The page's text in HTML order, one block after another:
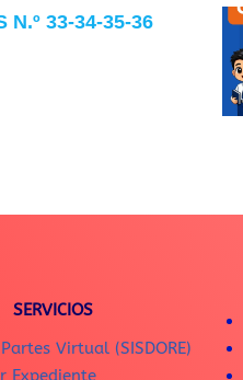
N.º 33-34-35-36
SERVICIOS
Virtual (SISDORE)
Expediente